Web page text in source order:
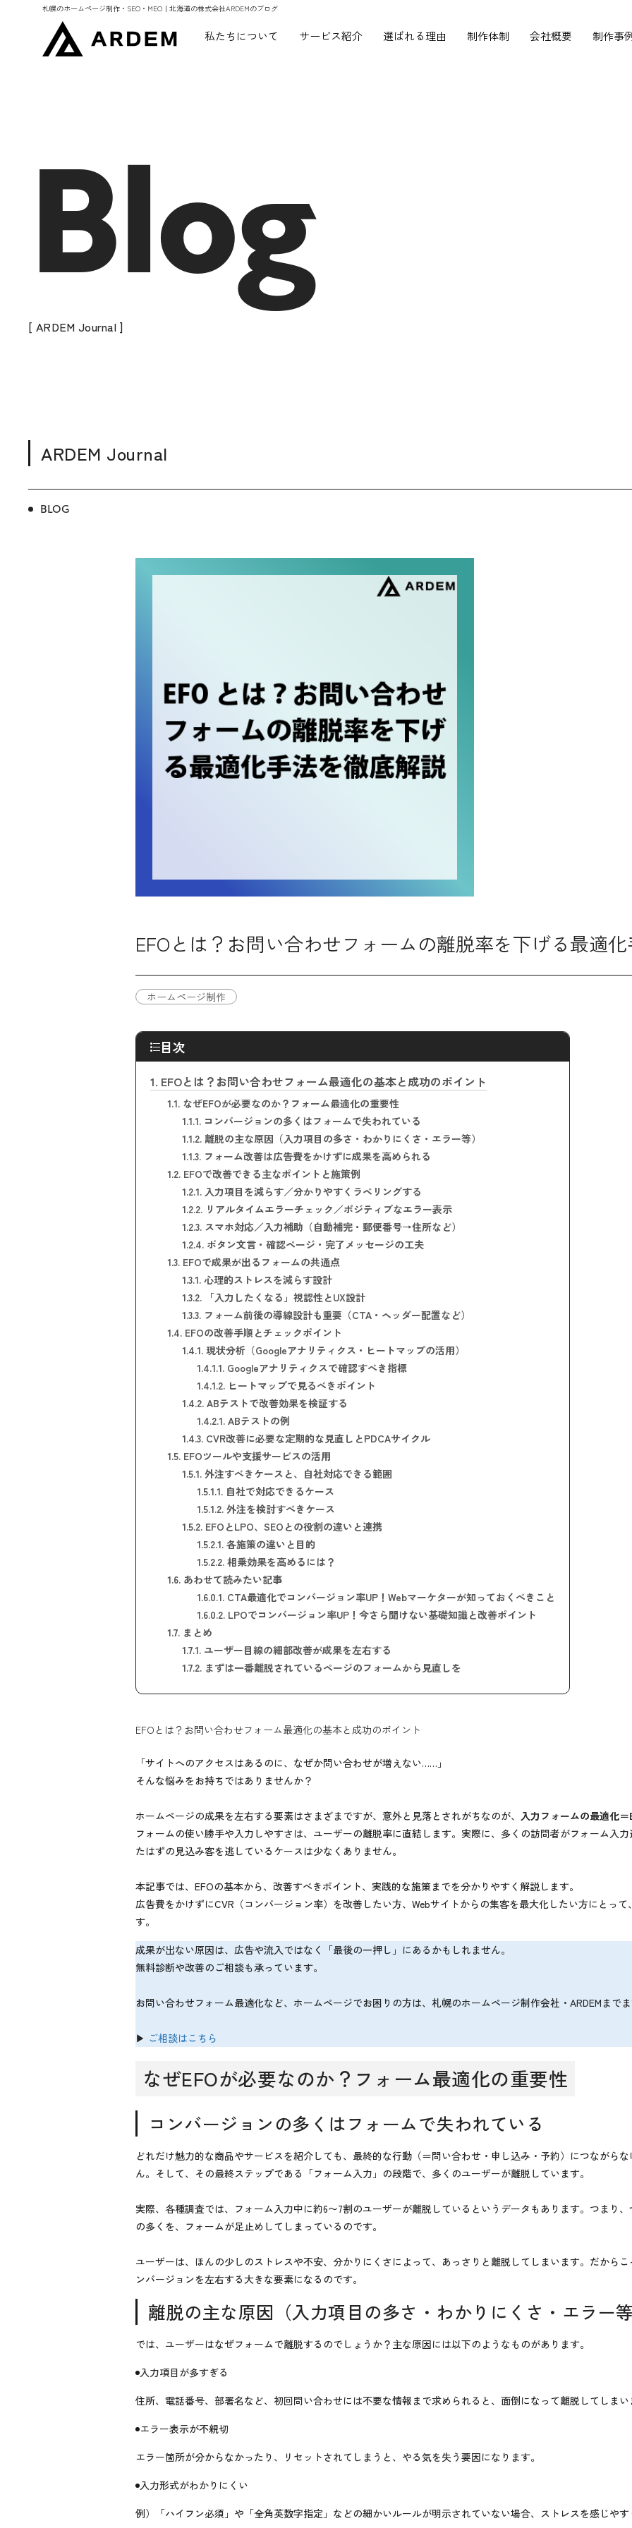
札幌のホームページ制作・SEO・MEO｜北海道の株式会社ARDEMのブログ
私たちについて サービス紹介 選ばれる理由 制作体制 会社概要 制作事
Blog
[ ARDEM Journal ]
ARDEM Journal
BLOG
EFOとは？お問い合わせフォームの離脱率を下げる最適
ホームページ制作
目次
1. EFOとは？お問い合わせフォーム最適化の基本と成功のポイント
1.1. なぜEFOが必要なのか？フォーム最適化の重要性
1.1.1. コンバージョンの多くはフォームで失われている
1.1.2. 離脱の主な原因（入力項目の多さ・わかりにくさ・エラー等）
1.1.3. フォーム改善は広告費をかけずに成果を高められる
1.2. EFOで改善できる主なポイントと施策例
1.2.1. 入力項目を減らす／分かりやすくラベリングする
1.2.2. リアルタイムエラーチェック／ポジティブなエラー表示
1.2.3. スマホ対応／入力補助（自動補完・郵便番号→住所など）
1.2.4. ボタン文言・確認ページ・完了メッセージの工夫
1.3. EFOで成果が出るフォームの共通点
1.3.1. 心理的ストレスを減らす設計
1.3.2. 「入力したくなる」視認性とUX設計
1.3.3. フォーム前後の導線設計も重要（CTA・ヘッダー配置など）
1.4. EFOの改善手順とチェックポイント
1.4.1. 現状分析（Googleアナリティクス・ヒートマップの活用）
1.4.1.1. Googleアナリティクスで確認すべき指標
1.4.1.2. ヒートマップで見るべきポイント
1.4.2. ABテストで改善効果を検証する
1.4.2.1. ABテストの例
1.4.3. CVR改善に必要な定期的な見直しとPDCAサイクル
1.5. EFOツールや支援サービスの活用
1.5.1. 外注すべきケースと、自社対応できる範囲
1.5.1.1. 自社で対応できるケース
1.5.1.2. 外注を検討すべきケース
1.5.2. EFOとLPO、SEOとの役割の違いと連携
1.5.2.1. 各施策の違いと目的
1.5.2.2. 相乗効果を高めるには？
1.6. あわせて読みたい記事
1.6.0.1. CTA最適化でコンバージョン率UP！Webマーケターが知っておくべきこと
1.6.0.2. LPOでコンバージョン率UP！今さら聞けない基礎知識と改善ポイント
1.7. まとめ
1.7.1. ユーザー目線の細部改善が成果を左右する
1.7.2. まずは一番離脱されているページのフォームから見直しを
EFOとは？お問い合わせフォーム最適化の基本と成功のポイント
「サイトへのアクセスはあるのに、なぜか問い合わせが増えない……」
そんな悩みをお持ちではありませんか？
ホームページの成果を左右する要素はさまざまですが、意外と見落とされがちなのが、 入力フォームの最適化
フォームの使い勝手や入力しやすさは、ユーザーの離脱率に直結します。実際に、多くの訪問者がフォーム入
たはずの見込み客を逃しているケースは少なくありません。
本記事では、EFOの基本から、改善すべきポイント、実践的な施策までを分かりやすく解説します。
広告費をかけずにCVR（コンバージョン率）を改善したい方、Webサイトからの集客を最大化したい方にとっ
す。
成果が出ない原因は、広告や流入ではなく「最後の一押し」にあるかもしれません。
無料診断や改善のご相談も承っています。
お問い合わせフォーム最適化など、ホームページでお困りの方は、札幌のホームページ制作会社・ARDEMまで
▶ ご相談はこちら
なぜEFOが必要なのか？フォーム最適化の重要性
コンバージョンの多くはフォームで失われている
どれだけ魅力的な商品やサービスを紹介しても、最終的な行動（＝問い合わせ・申し込み・予約）につながら
ん。そして、その最終ステップである「フォーム入力」の段階で、多くのユーザーが離脱しています。
実際、各種調査では、フォーム入力中に約6〜7割のユーザーが離脱しているというデータもあります。つまり
の多くを、フォームが足止めしてしまっているのです。
ユーザーは、ほんの少しのストレスや不安、分かりにくさによって、あっさりと離脱してしまいます。だから
ンバージョンを左右する大きな要素になるのです。
離脱の主な原因（入力項目の多さ・わかりにくさ・エラー等
では、ユーザーはなぜフォームで離脱するのでしょうか？主な原因には以下のようなものがあります。
入力項目が多すぎる
住所、電話番号、部署名など、初回問い合わせには不要な情報まで求められると、面倒になって離脱してしまい
エラー表示が不親切
エラー箇所が分からなかったり、リセットされてしまうと、やる気を失う要因になります。
入力形式がわかりにくい
例）「ハイフン必須」や「全角英数字指定」などの細かいルールが明示されていない場合、ストレスを感じやす